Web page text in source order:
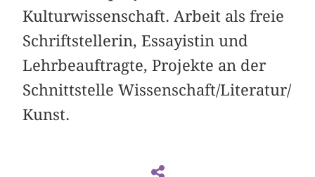
Kulturwissenschaft. Arbeit als freie
Schriftstellerin, Essayistin und
Lehrbeauftragte, Projekte an der
Schnittstelle Wissenschaft/Literatur/
Kunst.